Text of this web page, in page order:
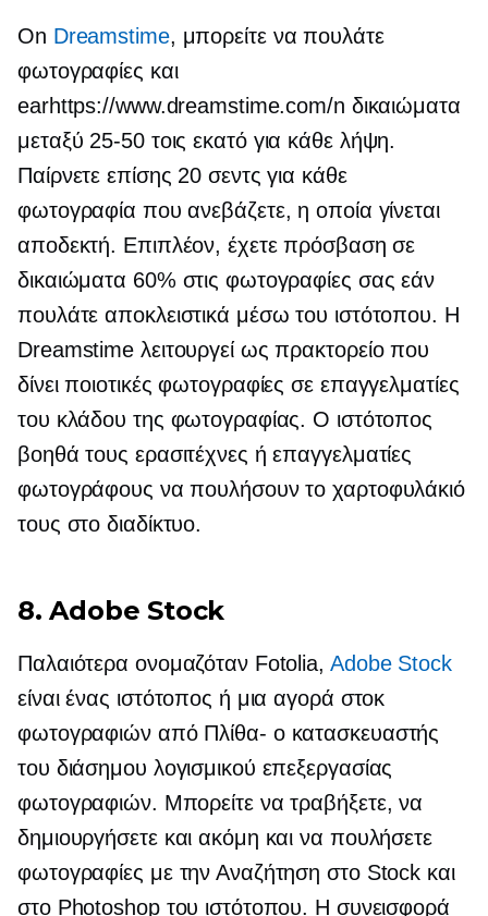
On Dreamstime, μπορείτε να πουλάτε
φωτογραφίες και
earhttps://www.dreamstime.com/n δικαιώματα
μεταξύ 25-50τοις εκατό για κάθε λήψη.
Παίρνετε επίσης 20 σεντς για κάθε
φωτογραφία που ανεβάζετε, η οποία γίνεται
αποδεκτή. Επιπλέον, έχετε πρόσβαση σε
δικαιώματα 60% στις φωτογραφίες σας εάν
πουλάτε αποκλειστικά μέσω του ιστότοπου. Η
Dreamstime λειτουργεί ως πρακτορείο που
δίνει ποιοτικές φωτογραφίες σε επαγγελματίες
του κλάδου της φωτογραφίας. Ο ιστότοπος
βοηθά τους ερασιτέχνες ή επαγγελματίες
φωτογράφους να πουλήσουν το χαρτοφυλάκιό
τους στο διαδίκτυο.
8. Adobe Stock
Παλαιότερα ονομαζόταν Fotolia, Adobe Stock
είναι ένας ιστότοπος ή μια αγορά στοκ
φωτογραφιών από Πλίθα- ο κατασκευαστής
του διάσημου λογισμικού επεξεργασίας
φωτογραφιών. Μπορείτε να τραβήξετε, να
δημιουργήσετε και ακόμη και να πουλήσετε
φωτογραφίες με την Αναζήτηση στο Stock και
στο Photoshop του ιστότοπου. Η συνεισφορά